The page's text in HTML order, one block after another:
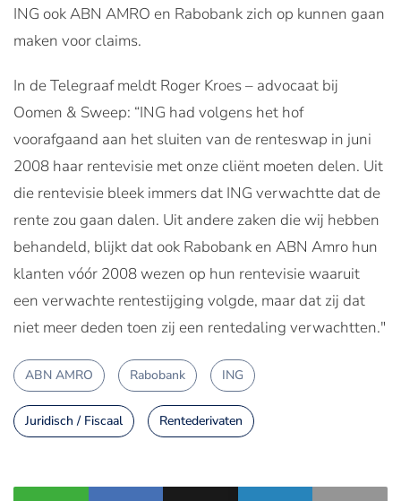
ING ook ABN AMRO en Rabobank zich op kunnen gaan
maken voor claims.
In de Telegraaf meldt Roger Kroes – advocaat bij
Oomen & Sweep: “ING had volgens het hof
voorafgaand aan het sluiten van de renteswap in juni
2008 haar rentevisie met onze cliënt moeten delen. Uit
die rentevisie bleek immers dat ING verwachtte dat de
rente zou gaan dalen. Uit andere zaken die wij hebben
behandeld, blijkt dat ook Rabobank en ABN Amro hun
klanten vóór 2008 wezen op hun rentevisie waaruit
een verwachte rentestijging volgde, maar dat zij dat
niet meer deden toen zij een rentedaling verwachtten."
ABN AMRO Rabobank ING
Juridisch / Fiscaal Rentederivaten